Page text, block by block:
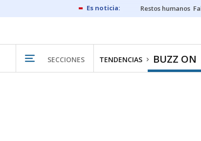
Restos humanos
SECCIONES TENDENCIAS BUZZ ON